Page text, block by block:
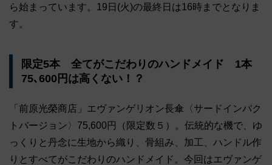
ら始まっています。19日(火)の最終日は16時までとなりま
す。
限定5本 全てがこだわりのハンドメイド 1本
75､600円は高くない！？
「前原光榮商店」エヴァンゲリオン長傘〈サードインパク
トバージョン〉75,600円（限定数５）。伝統的な機で、ゆ
っくりと丹念に生地から織り、骨組み、加工、ハンドル作
りとすべてがこだわりのハンドメイド。今回はエヴァンゲ